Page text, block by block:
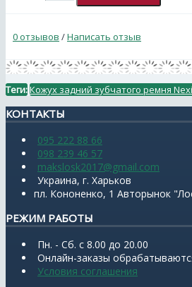
0 отзывов /Написать отзыв
Теги:Кожух задний зубчатого ремня
КОНТАКТЫ
095 222 88 66
098 239 46 57
makslosk2017@gmail.com
Украина, г. Харьков
пл. Кононенко, 1 Авторынок
РЕЖИМ РАБОТЫ
Пн. - Сб. с 8.00 до 20.00
Онлайн-заказы
Условия соглашения